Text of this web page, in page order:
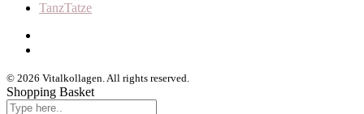
TanzTatze
© 2026 Vitalkollagen. All rights reserved.
Shopping Basket